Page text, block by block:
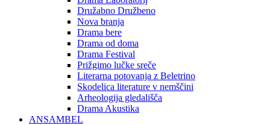
Družabno Družbeno
Nova branja
Drama bere
Drama od doma
Drama Festival
Prižgimo lučke sreče
Literarna potovanja z Beletrino
Skodelica literature v nemščini
Arheologija gledališča
Drama Akustika
ANSAMBEL